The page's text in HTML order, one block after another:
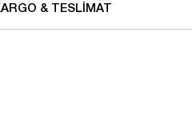
& TESLIMAT